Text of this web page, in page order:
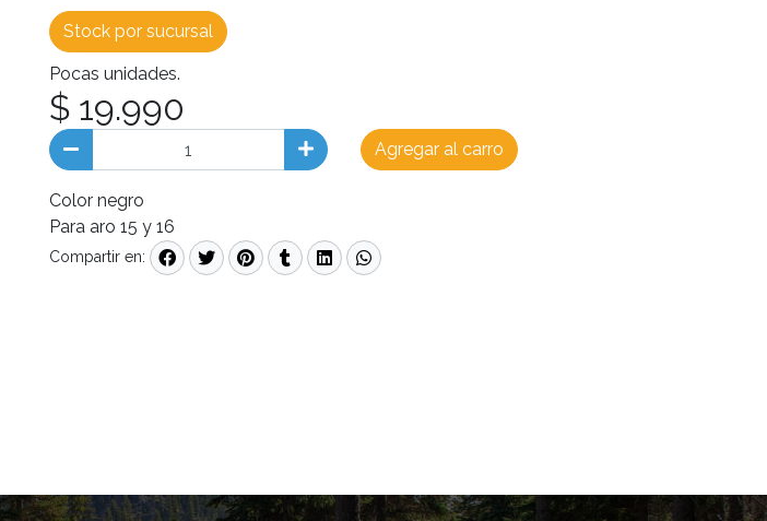
Stock por sucursal
Pocas unidades.
$ 19.990
Agregar al carro
Color negro
Para aro 15 y 16
Compartir en: